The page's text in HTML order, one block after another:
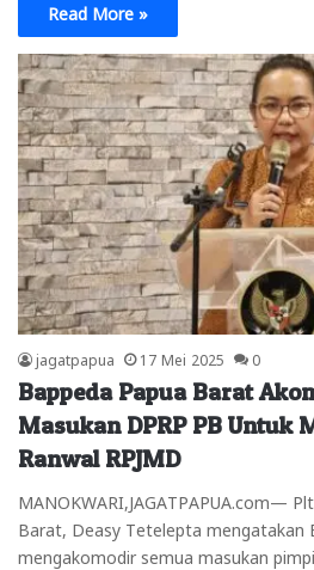
Read More »
jagatpapua 17 Mei 2025 0
Bappeda Papua Barat
Masukan DPRP PB Untuk
Ranwal RPJMD
MANOKWARI,JAGATPAPUA.com—
Barat, Deasy Tetelepta mengatakan
mengakomodir semua masukan